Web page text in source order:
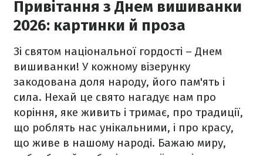
Привітання з Днем вишиванки
2026: картинки й проза
Зі святом національної гордості – Днем
вишиванки! У кожному візерунку
закодована доля народу, його пам'ять і
сила. Нехай це свято нагадує нам про
коріння, яке живить і тримає, про традиції,
що роблять нас унікальними, і про красу,
що живе в нашому народі. Бажаю миру,